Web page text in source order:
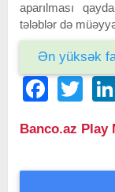
aparılması
tələblər də
Ən yüksək
FacebookTwitter
Banco.az Play